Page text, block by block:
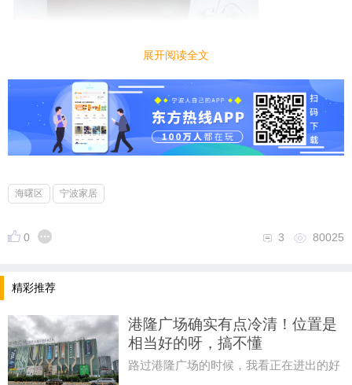
展开阅读全文
海曙区 宁波家居
0 80025
3
精彩推荐
港隆广场确实有点冷清！位置是
相当好的呀，搞不懂
路过港隆广场的时候，我看正在进出的好